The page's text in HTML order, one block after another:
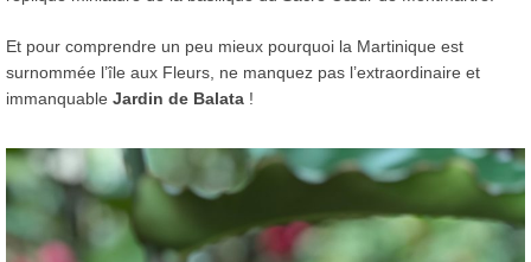
Et pour comprendre un peu mieux pourquoi la Martinique est
surnommée l’île aux Fleurs, ne manquez pas l’extraordinaire et
immanquable Jardin de Balata !